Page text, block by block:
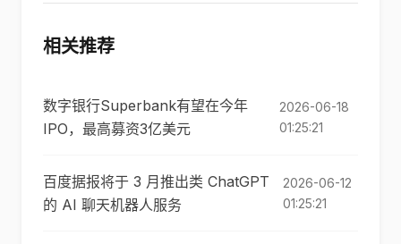
相关推荐
数字银行Superbank有望在今年
IPO，最高募资3亿美元
2026-06-18
01:25:21
百度据报将于 3 月推出类 ChatGPT
的 AI 聊天机器人服务
2026-06-12
01:25:21